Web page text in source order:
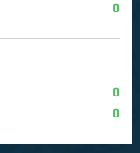
0
0
0